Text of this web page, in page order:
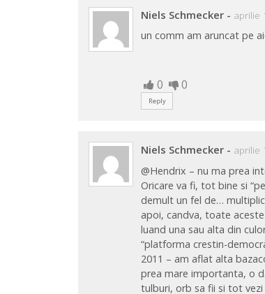
Niels Schmecker - aprilie
un comm am aruncat pe
0 0
Reply
Niels Schmecker - aprilie
@Hendrix – nu ma prea
Oricare va fi, tot bine si
demult un fel de…
apoi, candva, toate
luand una sau alta din
“platforma crestin-
2011 – am aflat alta
prea mare importanta, o
tulburi, orb sa fii si tot